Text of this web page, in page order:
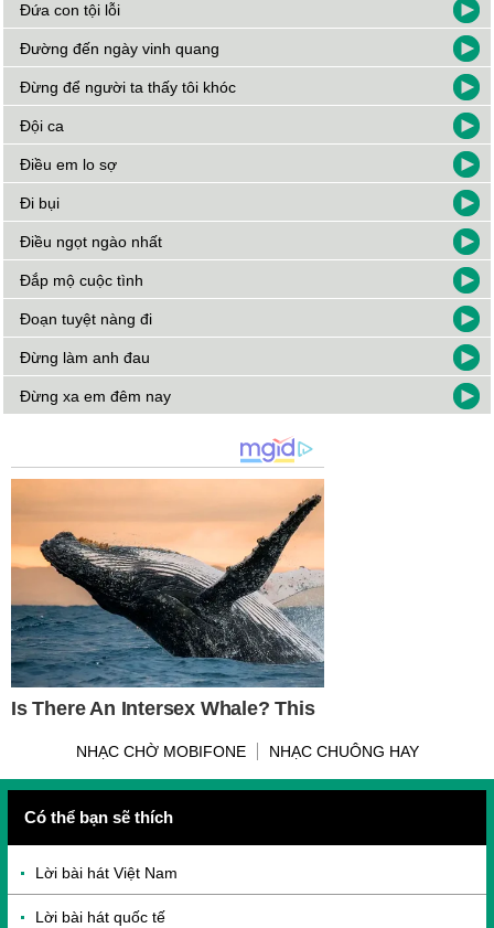
Đứa con tội lỗi
Đường đến ngày vinh quang
Đừng để người ta thấy tôi khóc
Đội ca
Điều em lo sợ
Đi bụi
Điều ngọt ngào nhất
Đắp mộ cuộc tình
Đoạn tuyệt nàng đi
Đừng làm anh đau
Đừng xa em đêm nay
NHẠC CHỜ MOBIFONE NHẠC CHUÔNG HAY
Có thể bạn sẽ thích
Lời bài hát Việt Nam
Lời bài hát quốc tế